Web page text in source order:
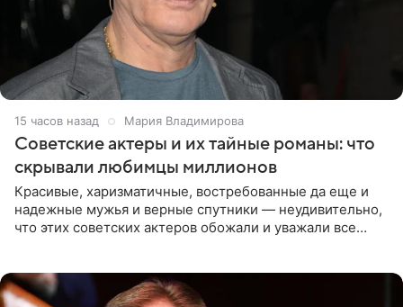
15 часов назад Мария Владимирова
Советские актеры и их тайные романы: что
скрывали любимцы миллионов
Красивые, харизматичные, востребованные да еще и
надежные мужья и верные спутники — неудивительно,
что этих советских актеров обожали и уважали все